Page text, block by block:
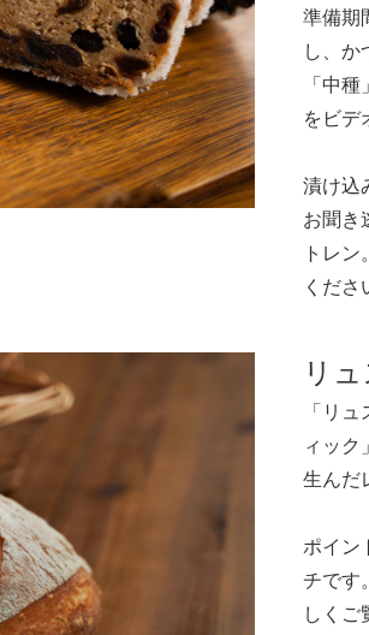
準備期
し、か
「中
をビデ
漬け込
お聞き
トレ
くださ
リ
「リ
ィック
生んだ
ポイン
チです
しくご